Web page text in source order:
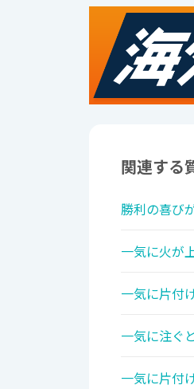
関連する
勝利の喜び
一気に火が
一気に片付
一気に注ぐ
一気に片付